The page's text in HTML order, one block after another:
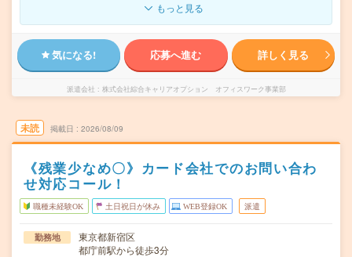
もっと見る
気になる! 応募へ進む 詳しく見る
派遣会社 株式会社綜合キャリアオプション オフィスワーク事業部
未読 掲載日 2026/08/09
《残業少なめ〇》カード会社でのお問い合わ
せ対応コール！
職種未経験OK 土日祝日が休み WEB登録OK 派遣
勤務地
東京都新宿区
都庁前駅から徒歩3分